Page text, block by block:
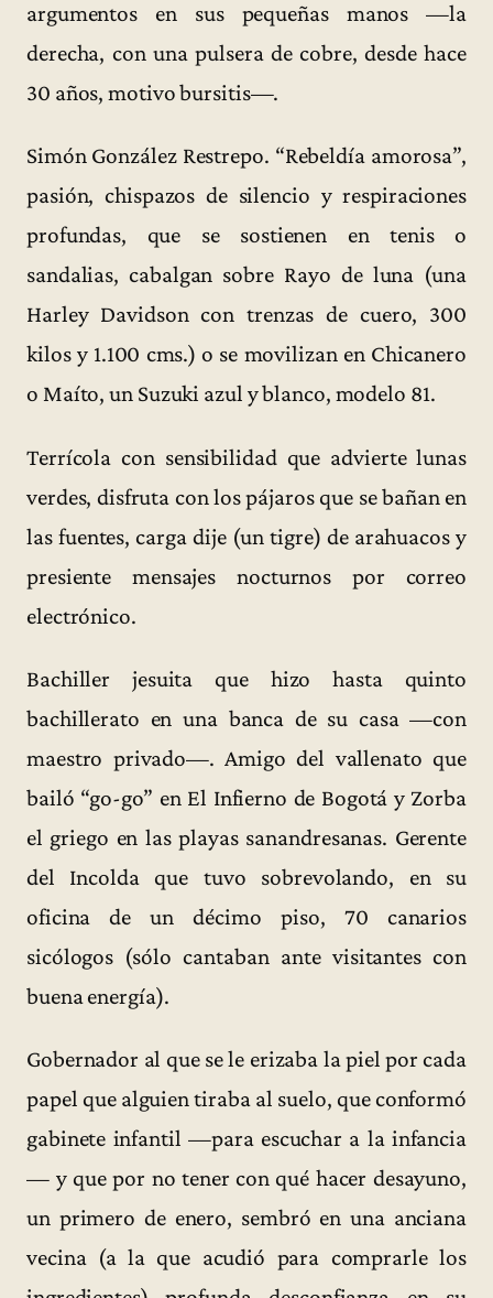
argumentos en sus pequeñas manos —la
derecha, con una pulsera de cobre, desde hace
30 años, motivo bursitis—.
Simón González Restrepo. “Rebeldía amorosa”,
pasión, chispazos de silencio y respiraciones
profundas, que se sostienen en tenis o
sandalias, cabalgan sobre Rayo de luna (una
Harley Davidson con trenzas de cuero, 300
kilos y 1.100 cms.) o se movilizan en Chicanero
o Maíto, un Suzuki azul y blanco, modelo 81.
Terrícola con sensibilidad que advierte lunas
verdes, disfruta con los pájaros que se bañan en
las fuentes, carga dije (un tigre) de arahuacos y
presiente mensajes nocturnos por correo
electrónico.
Bachiller jesuita que hizo hasta quinto
bachillerato en una banca de su casa —con
maestro privado—. Amigo del vallenato que
bailó “go-go” en El Infierno de Bogotá y Zorba
el griego en las playas sanandresanas. Gerente
del Incolda que tuvo sobrevolando, en su
oficina de un décimo piso, 70 canarios
sicólogos (sólo cantaban ante visitantes con
buena energía).
Gobernador al que se le erizaba la piel por cada
papel que alguien tiraba al suelo, que conformó
gabinete infantil —para escuchar a la infancia
— y que por no tener con qué hacer desayuno,
un primero de enero, sembró en una anciana
vecina (a la que acudió para comprarle los